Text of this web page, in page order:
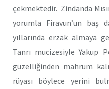
çekmektedir. Zindanda
yorumla Firavun’un baş
yıllarında erzak almaya
Tanrı mucizesiyle Yakup
güzelliğinden mahrum
rüyası böylece yerini